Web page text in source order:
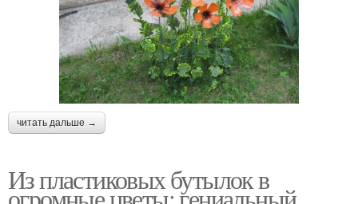
читать дальше →
Из пластиковых бутылок в